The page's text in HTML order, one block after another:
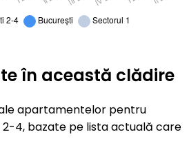
în această clădire
apartamentelor pentru
2-4, bazate pe lista actuală care